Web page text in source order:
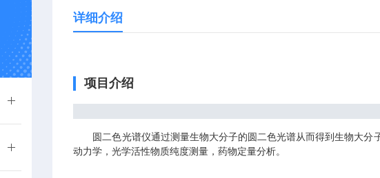
详细介绍
项目介绍
圆二色光谱仪通过测量生物大分子的圆二色光谱从而得到生物大分
动力学，光学活性物质纯度测量，药物定量分析。